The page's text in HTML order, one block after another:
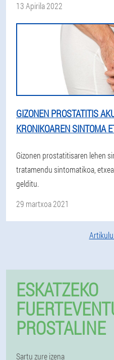
13 Apirila 2022
GIZONEN PROSTATITIS
KRONIKOAREN SINTOMA
Gizonen prostatitisaren lehen
tratamendu sintomatikoa,
gelditu.
29 martxoa 2021
ESKATZEKO
PROSTALINE
Sartu zure izena